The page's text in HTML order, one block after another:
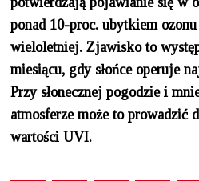
ponad 10-proc. ubytkiem
wieloletniej. Zjawisko to
miesiącu, gdy słońce operuje
Przy słonecznej pogodzie i
atmosferze może to prowadzić
wartości UVI.